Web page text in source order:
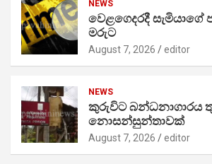
NEWS
වෙළගෙදරදී සැමියාගේ
මරුට
August 7, 2026 editor
NEWS
කුරුවිට බන්ධනාගාරය
නොසන්සුන්තාවක්
August 7, 2026 editor